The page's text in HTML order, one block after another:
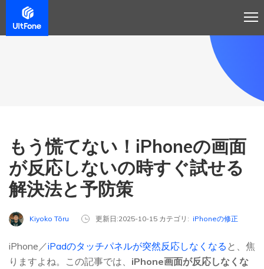
もう慌てない！iPhoneの画面
が反応しないの時すぐ試せる
解決法と予防策
Kiyoko Tōru 更新日:2025-10-15 カテゴリ: iPhoneの修正
iPhone／iPadのタッチパネルが突然反応しなくなる と、焦
りますよね。この記事では、 iPhone画面が反応しなくな